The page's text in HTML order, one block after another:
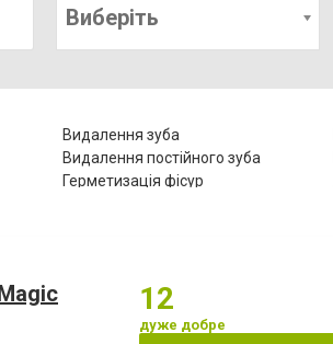
Виберіть
Видалення зуба
Видалення постійного зуба
Герметизація фісур
Лікування зубів
12
дуже добре